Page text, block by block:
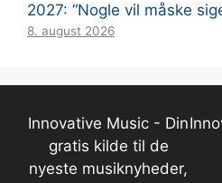
2027: “Nogle vil måske
8. august 2026
Innovative Music - Din
gratis kilde til de
nyeste musiknyheder,